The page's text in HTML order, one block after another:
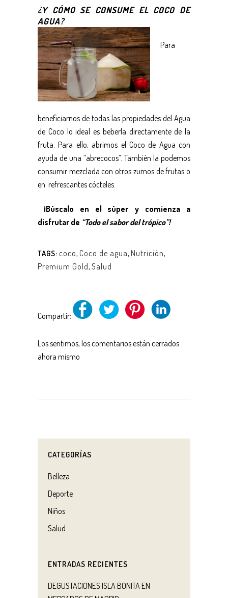
¿Y CÓMO SE CONSUME EL COCO DE
AGUA?
Para
beneficiarnos de todas las propiedades del Agua
de Coco lo ideal es beberla directamente de la
fruta. Para ello, abrimos el Coco de Agua con
ayuda de una “abrecocos”. También la podemos
consumir mezclada con otros zumos de frutas o
en refrescantes cócteles.
¡Búscalo en el súper y comienza a
disfrutar de “Todo el sabor del trópico”!
TAGS: coco, Coco de agua, Nutrición,
Premium Gold, Salud
Compartir:
Los sentimos, los comentarios están cerrados
ahora mismo
CATEGORÍAS
Belleza
Deporte
Niños
Salud
ENTRADAS RECIENTES
DEGUSTACIONES ISLA BONITA EN